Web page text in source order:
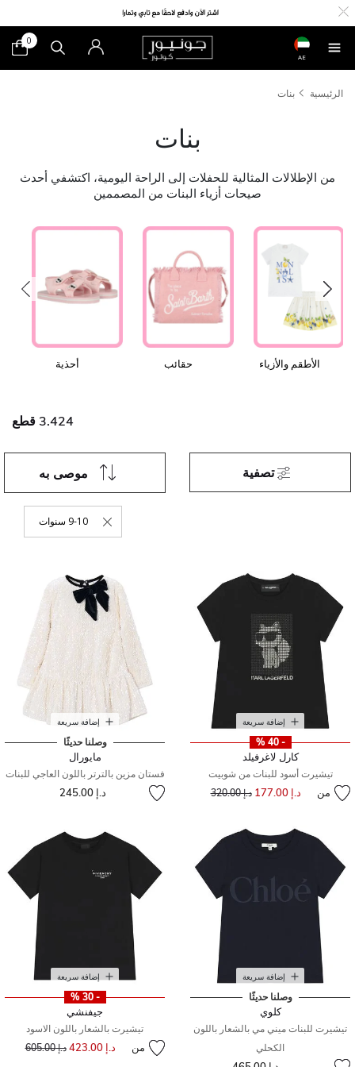
AE
0
الرئيسية بنات
بنات
من الإطلالات المثالية للحفلات إلى الراحة اليومية، اكتشفي أحدث
صيحات أزياء البنات من المصممين
الأطقم والأزياء حقائب أحذية
3.424 قطع
موصى به تصفية
9-10 سنوات
حذف
إضافة سريعة
- 40 %
كارل لاغرفيلد
تيشيرت أسود للبنات من شوبيت
من د.إ 177.00 سعر مخفض مند.إ 320.00
إضافة سريعة
وصلنا حديثًا
مايورال
فستان مزين بالترتر باللون العاجي للبنات
د.إ 245.00
إضافة سريعة
وصلنا حديثًا
كلوي
تيشيرت للبنات ميني مي بالشعار باللون
الكحلي
إضافة سريعة
- 30 %
جيفنشي
تيشيرت بالشعار باللون الاسود
من د.إ 423.00 سعر مخفض من
د.إ 605.00 إلى